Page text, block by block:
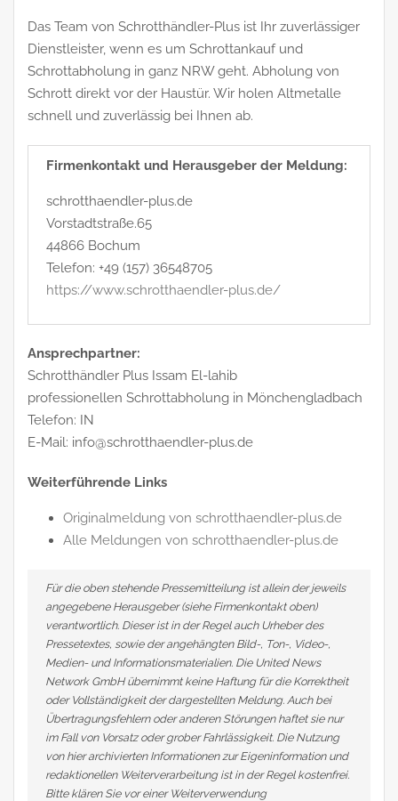
Das Team von Schrotthändler-Plus ist Ihr zuverlässiger
Dienstleister, wenn es um Schrottankauf und
Schrottabholung in ganz NRW geht. Abholung von
Schrott direkt vor der Haustür. Wir holen Altmetalle
schnell und zuverlässig bei Ihnen ab.
Firmenkontakt und Herausgeber der Meldung:
schrotthaendler-plus.de
Vorstadtstraße.65
44866 Bochum
Telefon: +49 (157) 36548705
https://www.schrotthaendler-plus.de/
Ansprechpartner:
Schrotthändler Plus Issam El-lahib
professionellen Schrottabholung in Mönchengladbach
Telefon: IN
E-Mail: info@schrotthaendler-plus.de
Weiterführende Links
Originalmeldung von schrotthaendler-plus.de
Alle Meldungen von schrotthaendler-plus.de
Für die oben stehende Pressemitteilung ist allein der jeweils
angegebene Herausgeber (siehe Firmenkontakt oben)
verantwortlich. Dieser ist in der Regel auch Urheber des
Pressetextes, sowie der angehängten Bild-, Ton-, Video-,
Medien- und Informationsmaterialien. Die United News
Network GmbH übernimmt keine Haftung für die Korrektheit
oder Vollständigkeit der dargestellten Meldung. Auch bei
Übertragungsfehlern oder anderen Störungen haftet sie nur
im Fall von Vorsatz oder grober Fahrlässigkeit. Die Nutzung
von hier archivierten Informationen zur Eigeninformation und
redaktionellen Weiterverarbeitung ist in der Regel kostenfrei.
Bitte klären Sie vor einer Weiterverwendung